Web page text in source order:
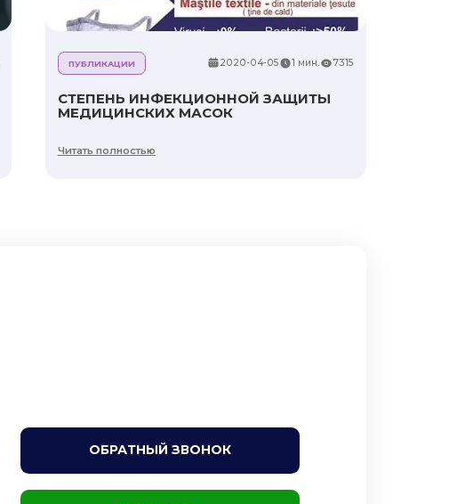
ПУБЛИКАЦИИ 2020-04-05 1 мин. 7315
СТЕПЕНЬ ИНФЕКЦИОННОЙ ЗАЩИТЫ
МЕДИЦИНСКИХ МАСОК
Читать полностью
ОБРАТНЫЙ ЗВОНОК